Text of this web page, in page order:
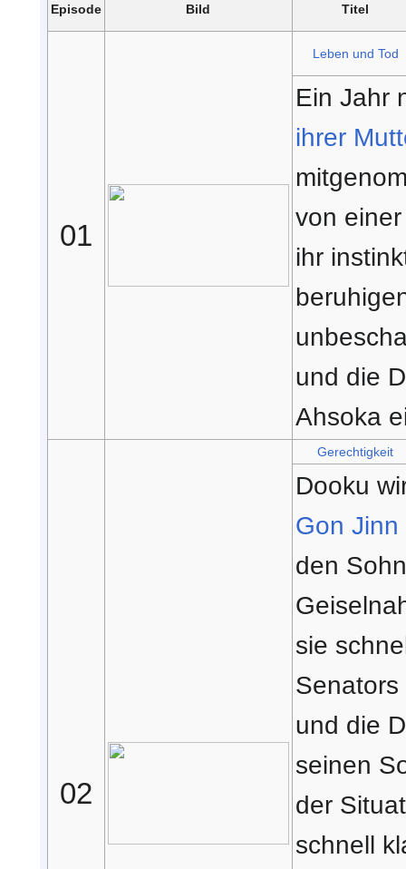
Episode Bild Titel
01
Leben und Tod
Ein Jahr
ihrer
von
ihr
und die
Ahsoka
02
Gerechtigkeit
Dooku
Gon Jinn
den
sie
und die
seinen
der
schnell